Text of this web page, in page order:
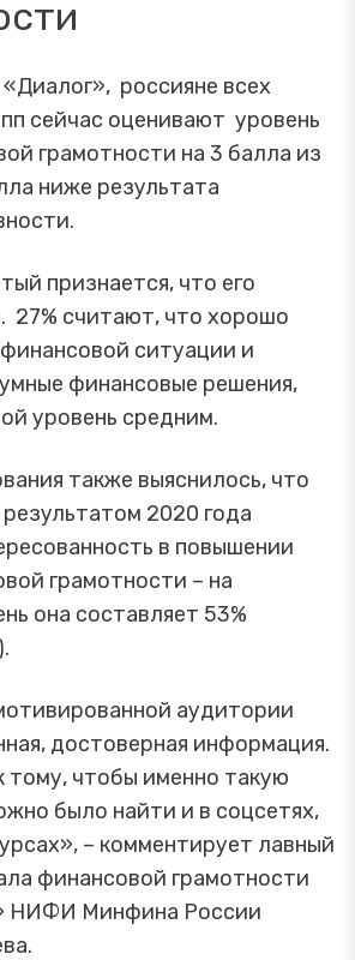
россияне всех
сейчас оценивают уровень
грамотности на 3 балла из
ниже результата
признается, что его
27% считают, что хорошо
ситуации и
финансовые решения,
уровень средним.
также выяснилось, что
2020 года
в повышении
грамотности – на
она составляет 53%
аудитории
достоверная информация.
тому, чтобы именно такую
было найти и в соцсетях,
– комментирует лавный
финансовой грамотности
НИФИ Минфина России